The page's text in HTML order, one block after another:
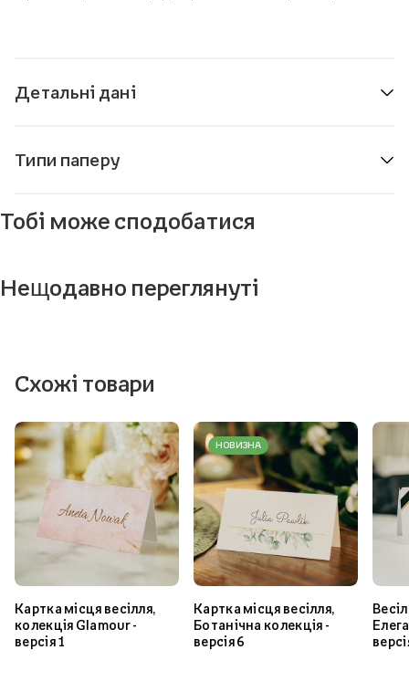
Детальні дані
Типи паперу
Тобі може сподобатися
Нещодавно переглянуті
Схожі товари
Картка місця весілля,
колекція Glamour -
версія 1
НОВИЗНА
Картка місця весілля,
Ботанічна колекція -
версія 6